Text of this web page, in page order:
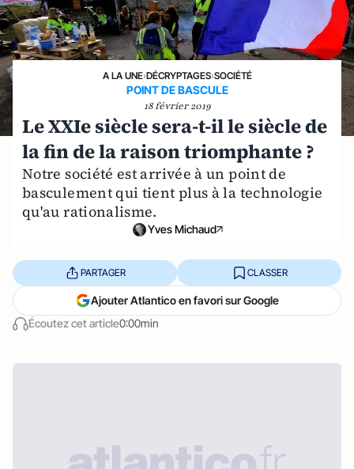
A LA UNE›DÉCRYPTAGES›SOCIÉTÉ
POINT DE BASCULE
18 février 2019
Le XXIe siècle sera-t-il le siècle de
la fin de la raison triomphante ?
Notre société est arrivée à un point de
basculement qui tient plus à la technologie
qu'au rationalisme.
Yves Michaud
Écoutez cet article0:00min
PARTAGER CLASSER
Ajouter Atlantico en favori sur Google